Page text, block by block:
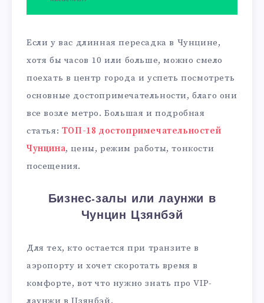
Если у вас длинная пересадка в Чунцине,
хотя бы часов 10 или больше, можно смело
поехать в центр города и успеть посмотреть
основные достопримечательности, благо они
все возле метро. Большая и подробная
статья: ТОП-18 достопримечательностей
Чунцина, цены, режим работы, тонкости
посещения.
Бизнес-залы или лаунжи в
Чунцин Цзянбэй
Для тех, кто остается при транзите в
аэропорту и хочет скоротать время в
комфорте, вот что нужно знать про VIP-